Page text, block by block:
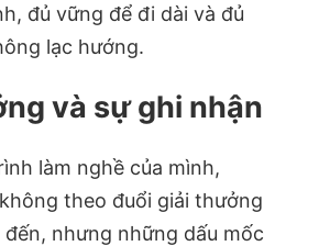
đủ vững để đi dài và đủ
lạc hướng.
và sự ghi nhận
làm nghề của mình,
theo đuổi giải thưởng
nhưng những dấu mốc